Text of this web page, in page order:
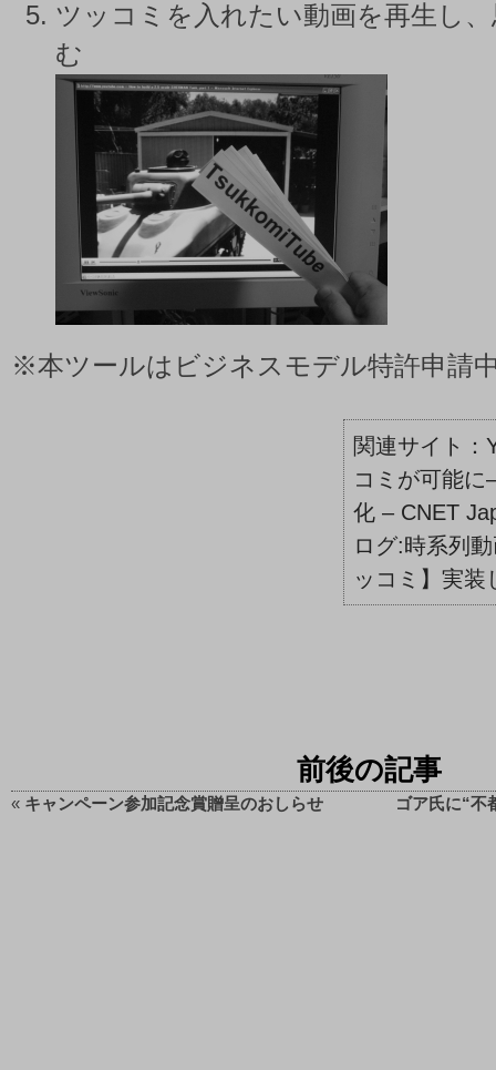
ツッコミを入れたい動画を再生し
む
※本ツールはビジネスモデル特許申請
コミが可能に
化 – CNET
ログ:時系列
ッコミ】実装
前後の記事
« キャンペーン参加記念賞贈呈のおしらせ ゴア氏に“